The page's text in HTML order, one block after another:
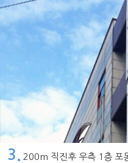
3. 200m 직진후 우측 1층 포